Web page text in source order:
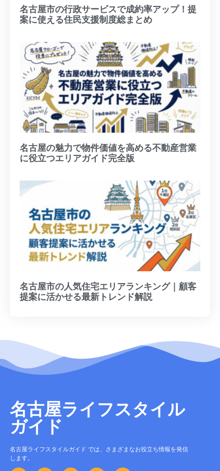
名古屋市の行政サービスで成約率アップ！提
案に使える住民支援制度総まとめ
名古屋の魅力で物件価値を高める不動産営業
に役立つエリアガイド完全版
名古屋市の人気住宅エリアランキング｜顧客
提案に活かせる最新トレンド解説
名古屋ライフスタイル
ガイド
名古屋ライフスタイルガイド では、さまざまなお役立ち情報を発信
します。